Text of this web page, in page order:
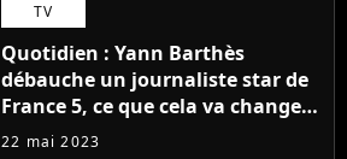
TV
Quotidien : Yann Barthès
débauche un journaliste star de
France 5, ce que cela va changer
à la rentrée
22 mai 2023